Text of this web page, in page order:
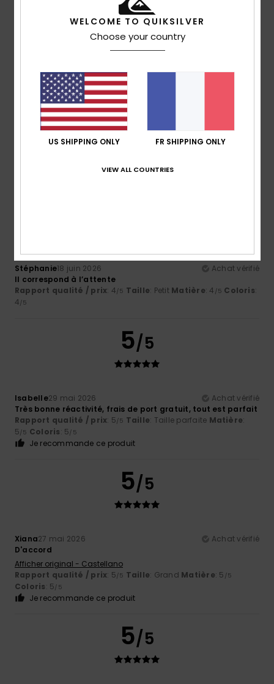
/5 Taille: Petit
5
23 juin 2026
Ça fait des années que je n'utilise que ça
Afficher original - Italiano
Je recommande ce produit
Stéphanie18 juin 2026
Achat vérifié
Il correspond à l’attente
Rapport qualité / prix: 4/5 Taille: Petit Matière: 4 /5 Coloris:
4/5
5/5
Isabelle29 mai 2026
Achat vérifié
Très bonne réactivité, frais de port gratuit, tout est parfait
Rapport qualité / prix: 5/5 Taille: Taille parfaite Matière:
5/5 Coloris: 5/5
Je recommande ce produit
5/5
Xiana27 mai 2026
Achat vérifié
D'accord
Afficher original - Castellano
Rapport qualité / prix: 5/5 Taille: Grand Matière: 5 /5
Coloris: 5/5
Je recommande ce produit
5/5
WELCOME TO QUIKSILVER
Choose your country
US SHIPPING ONLY FR SHIPPING ONLY
VIEW ALL COUNTRIES